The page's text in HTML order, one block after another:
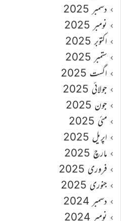
دسمبر 2025
نومبر 2025
اکتوبر 2025
ستمبر 2025
اگست 2025
جولائی 2025
جون 2025
مئی 2025
اپریل 2025
مارچ 2025
فروری 2025
جنوری 2025
دسمبر 2024
نومبر 2024